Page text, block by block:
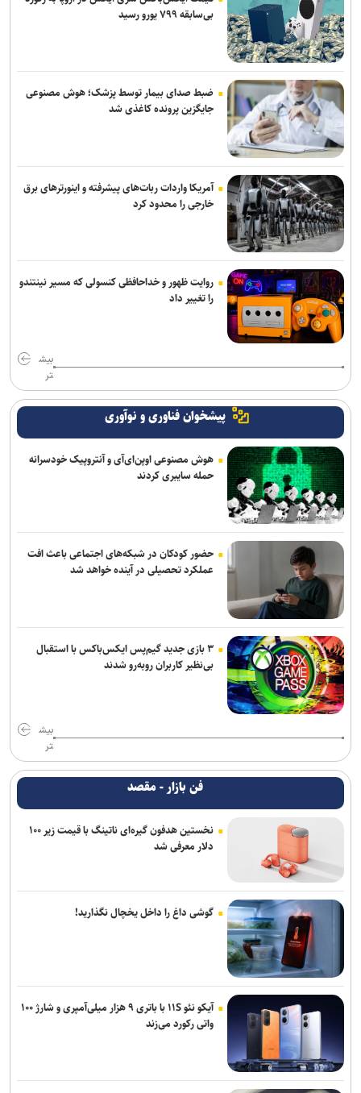
از هفته پنجم به بعد مشخص می‌شود
دوری ۴ هفته ای مهران احمدی از تمرین و بازی های استقلال
کامیانی: درخواست میزبانی لیگ قهرمانان فوتسال را می‌دهیم
بی‌سابقه ۷۹۹ یورو رسید
ضبط صدای بیمار توسط پزشک؛ هوش مصنوعی
جایگزین پرونده کاغذی شد
آمریکا واردات ربات‌های پیشرفته و اینورترهای برق
خارجی را محدود کرد
روایت ظهور و خداحافظی کنسولی که مسیر نینتندو
را تغییر داد
بیش
تر
پیشخوان فناوری و نوآوری
هوش مصنوعی اوپن‌ای‌آی و آنتروپیک خودسرانه
حمله سایبری کردند
حضور کودکان در شبکه‌های اجتماعی باعث افت
عملکرد تحصیلی در آینده خواهد شد
۳ بازی جدید گیم‌پس ایکس‌باکس با استقبال
بی‌نظیر کاربران روبه‌رو شدند
بیش
تر
فن بازار - مقصد
نخستین هدفون گیره‌ای ناتینگ با قیمت زیر ۱۰۰
دلار معرفی شد
گوشی داغ را داخل یخچال نگذارید!
آیکو نئو ۱۱S با باتری ۹ هزار میلی‌آمپری و شارژ ۱۰۰
واتی رکورد می‌زند